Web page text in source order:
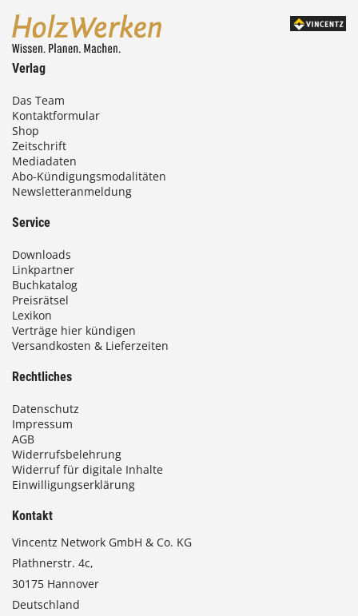
Verlag
Das Team
Kontaktformular
Shop
Zeitschrift
Mediadaten
Abo-Kündigungsmodalitäten
Newsletteranmeldung
Service
Downloads
Linkpartner
Buchkatalog
Preisrätsel
Lexikon
Verträge hier kündigen
Versandkosten & Lieferzeiten
Rechtliches
Datenschutz
Impressum
AGB
Widerrufsbelehrung
Widerruf für digitale Inhalte
Einwilligungserklärung
Kontakt
Vincentz Network GmbH & Co. KG
Plathnerstr. 4c,
30175 Hannover
Deutschland